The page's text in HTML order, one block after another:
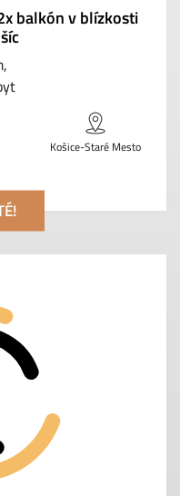
balkón v blízkosti
Košice-Staré Mesto